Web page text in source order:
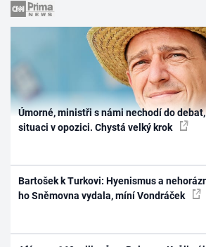
Úmorné, ministři s námi nechodí do
situaci v opozici. Chystá velký krok
Bartošek k Turkovi: Hyenismus a
ho Sněmovna vydala, míní Vondráček